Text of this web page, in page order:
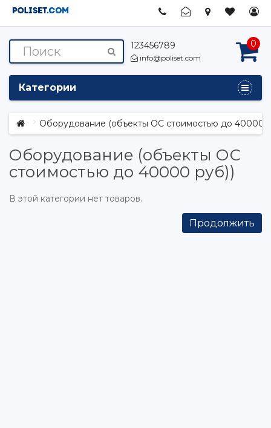
123456789
info@poliset.com
0
Категории
Оборудование (объекты ОС стоимостью до 40000
Оборудование (объекты ОС
стоимостью до 40000 руб))
В этой категории нет товаров.
Продолжить